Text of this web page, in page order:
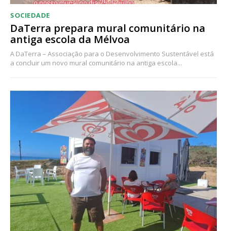
assinantes
Ofertas para assinatura anual
SOCIEDADE
DaTerra prepara mural comunitário na
antiga escola da Mélvoa
A DaTerra – Associação para o Desenvolvimento Sustentável está
a concluir um novo mural comunitário na antiga escola...